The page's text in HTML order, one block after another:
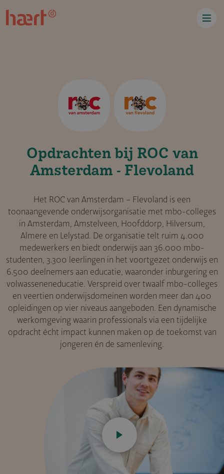
Opdrachten bij ROC van
Amsterdam - Flevoland
Het ROC van Amsterdam – Flevoland is een
toonaangevende onderwijsorganisatie met mbo-colleges
in Amsterdam, Amstelveen, Hoofddorp, Hilversum,
Almere en Lelystad. De organisatie telt ruim 4.000
medewerkers en biedt onderwijs aan 36.000 mbo-
studenten, 3.300 leerlingen in het voortgezet onderwijs en
6.500 deelnemers aan educatie, waaronder inburgering en
volwasseneneducatie. Verspreid over twaalf mbo-colleges
en veertien onderwijsdomeinen worden meer dan 400
opleidingen op vier niveaus aangeboden. Een dynamische
werkomgeving waarin professionals via een tijdelijke
opdracht écht impact kunnen maken op de toekomst van
jongeren én de samenleving.